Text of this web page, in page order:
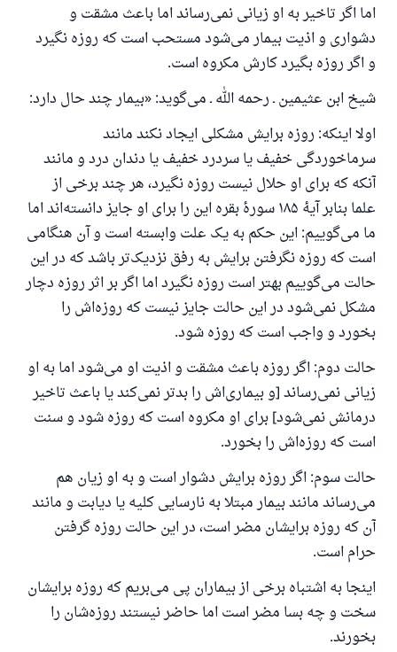
اما اگر تاخیر به او زیانی نمی‌رساند اما باعث مشقت و
دشواری و اذیت بیمار می‌شود مستحب است که روزه نگیرد
و اگر روزه بگیرد کارش مکروه است.
شیخ ابن عثیمین ـ رحمه الله ـ می‌گوید: «بیمار چند حال دارد:
اولا اینکه: روزه برایش مشکلی ایجاد نکند مانند
سرماخوردگی خفیف یا سردرد خفیف یا دندان درد و مانند
آنکه که برای او حلال نیست روزه نگیرد، هر چند برخی از
علما بنابر آیهٔ ۱۸۵ سورهٔ بقره این را برای او جایز دانسته‌اند اما
ما می‌گوییم: این حکم به یک علت وابسته است و آن هنگامی
است که روزه نگرفتن برایش به رفق نزدیک‌تر باشد که در این
حالت می‌گوییم بهتر است روزه نگیرد اما اگر بر اثر روزه دچار
مشکل نمی‌شود در این حالت جایز نیست که روزه‌اش را
بخورد و واجب است که روزه شود.
حالت دوم: اگر روزه باعث مشقت و اذیت او می‌شود اما به او
زیانی نمی‌رساند [و بیماری‌اش را بدتر نمی‌کند یا باعث تاخیر
درمانش نمی‌شود] برای او مکروه است که روزه شود و سنت
است که روزه‌اش را بخورد.
حالت سوم: اگر روزه برایش دشوار است و به او زیان هم
می‌رساند مانند بیمار مبتلا به نارسایی کلیه یا دیابت و مانند
آن که روزه برایشان مضر است، در این حالت روزه گرفتن
حرام است.
اینجا به اشتباه برخی از بیماران پی می‌بریم که روزه برایشان
سخت و چه بسا مضر است اما حاضر نیستند روزه‌شان را
بخورند.
پاسخ شمارهٔ ۱۱۰۸۴۵ یک زندگی زناشویی
را نجات داد.
از پرسش تا پاسخ، کمک مالی شما «اسلام سوال و جواب» را
یاری می‌دهد.
رسول الله صلی الله علیه وسلم می‌فرماید
آنکه به سوی خیری راهنمایی کند مانند پاداش انجام
دهنده‌اش را خواهد داشت
(مسلم: ۱۸۹۳)
همکاری